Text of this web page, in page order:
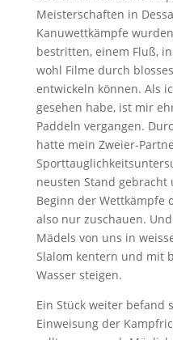
Meisterschaften in
Kanuwettkämpfe
bestritten, einem Fluß,
wohl Filme durch
entwickeln können. Als
gesehen habe, ist mir
Paddeln vergangen.
hatte mein Zweier-
neusten Stand
Beginn der
also nur zuschauen.
Mädels von uns in
Slalom kentern und mit
Wasser steigen.
Ein Stück weiter befand
Einweisung der